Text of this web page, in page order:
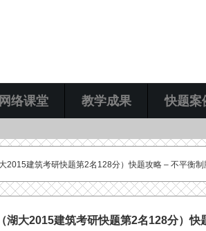
网络课堂 教学成果 快题案
2015建筑考研快题第2名128分）快题攻略 – 不平衡制
湖大2015建筑考研快题第2名128分）快